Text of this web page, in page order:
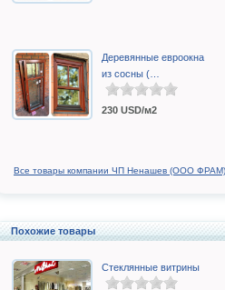
Деревянные евроокна
из сосны (…
230 USD/м2
Все товары компании ЧП Ненашев (ООО
Похожие товары
Стеклянные витрины